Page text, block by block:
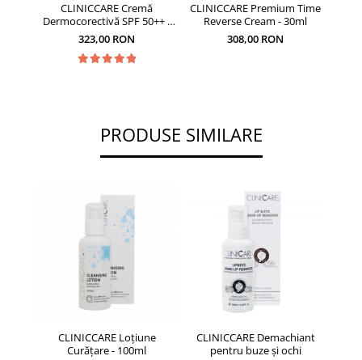
CLINICCARE Cremă
Dermocorectivă SPF 50++ -
35ml
323,00 RON
CLINICCARE Premium Time
Reverse Cream - 30ml
308,00 RON
PRODUSE SIMILARE
CLINICCARE Loțiune
Curățare - 100ml
CLINICCARE Demachiant
pentru buze și ochi